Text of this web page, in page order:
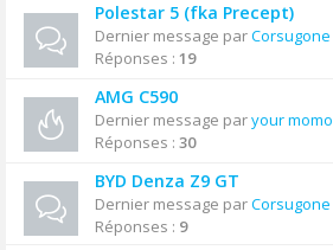
Polestar 5 (fka Precept)
Dernier message parCorsugone
Réponses : 19
AMG C590
Dernier message paryour momo
Réponses : 30
BYD Denza Z9 GT
Dernier message parCorsugone
Réponses : 9